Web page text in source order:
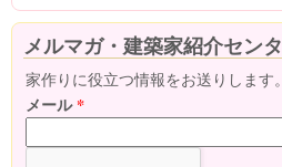
メルマガ・建築家紹介セン
家作りに役立つ情報をお送りします
メール*